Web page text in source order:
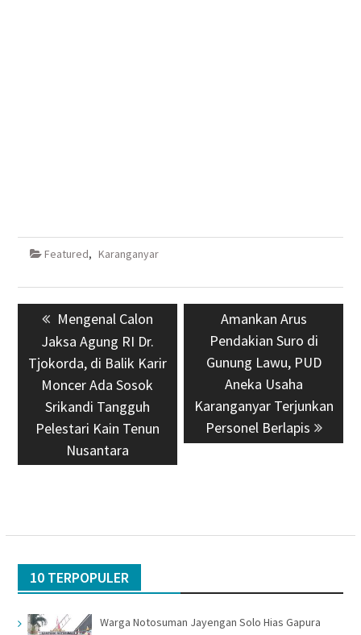
Featured, Karanganyar
Navigasi
pos
Previous
post:
Mengenal Calon
Jaksa Agung RI Dr.
Tjokorda, di Balik Karir
Moncer Ada Sosok
Srikandi Tangguh
Pelestari Kain Tenun
Nusantara
Next
post:
Amankan Arus
Pendakian Suro di
Gunung Lawu, PUD
Aneka Usaha
Karanganyar Terjunkan
Personel Berlapis
10 TERPOPULER
Warga Notosuman Jayengan Solo Hias Gapura